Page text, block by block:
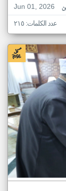
Jun 01, 2026
عدد الكلمات: ٢١٥